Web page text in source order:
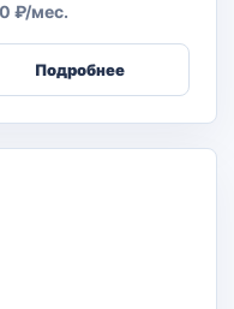
₽/мес.
Подробнее